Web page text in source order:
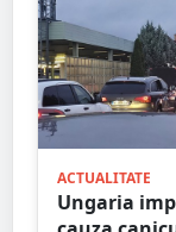
ACTUALITATE
Ungaria